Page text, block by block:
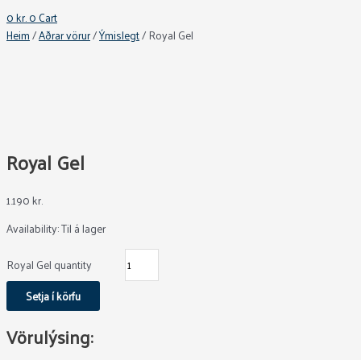
0kr.0Cart
Heim/Aðrar vörur/Ýmislegt/ Royal Gel
Royal Gel
1.190kr.
Availability:Til á lager
Royal Gel quantity
Setja í körfu
Vörulýsing: